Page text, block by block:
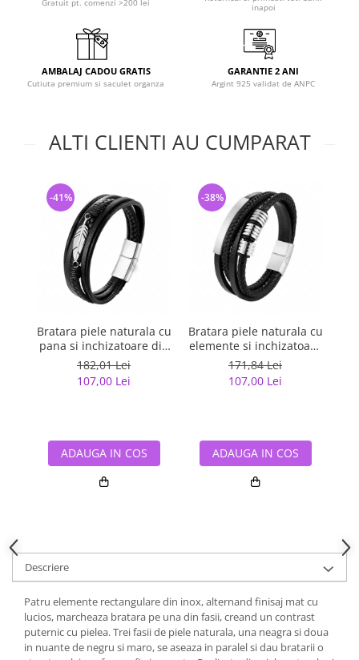
Gratuit pt. comenzi >200 lei
inapoi
AMBALAJ CADOU GRATIS
Cutiuta premium si saculet organza
GARANTIE 2 ANI
Argint 925 validat de ANPC
ALTI CLIENTI AU CUMPARAT
Bratara piele naturala cu
pana si inchizatoare din
inox
182,01 Lei
107,00 Lei
-41%
ADAUGA IN COS
Bratara piele naturala cu
elemente si inchizatoare
argintii din inox
171,84 Lei
107,00 Lei
-38%
ADAUGA IN COS
Descriere
Patru elemente rectangulare din inox, alternand finisaj mat cu
lucios, marcheaza bratara pe una din fasii, creand un contrast
puternic cu pielea. Trei fasii de piele naturala, una neagra si doua
in nuante de negru si maro, se aseaza in paralel si dau bratarii o